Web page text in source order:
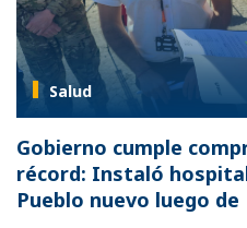
Salud
Gobierno cumple
récord: Instaló
Pueblo nuevo luego de